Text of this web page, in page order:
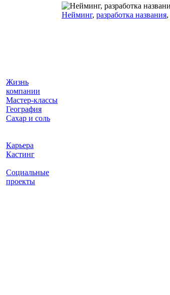
Жизнь
компании
Мастер-классы
География
Сахар и соль
Карьера
Кастинг
Социальные
проекты
Нейминг, разработка названия,